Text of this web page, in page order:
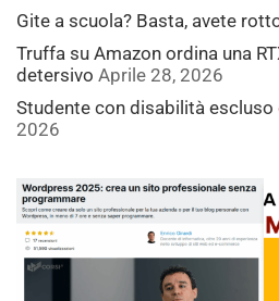
Gite a scuola? Basta, avete
Truffa su Amazon ordina una
detersivo Aprile 28, 2026
Studente con disabilità escluso
2026